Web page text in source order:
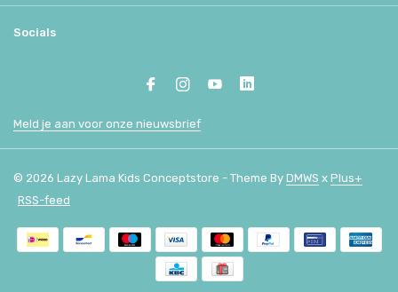
Socials
Meld je aan voor onze nieuwsbrief
© 2026 Lazy Lama Kids Conceptstore - Theme By DMWS x Plus+
RSS-feed